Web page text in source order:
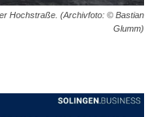
Hochstraße. (Archivfoto: © Bastian
Glumm)